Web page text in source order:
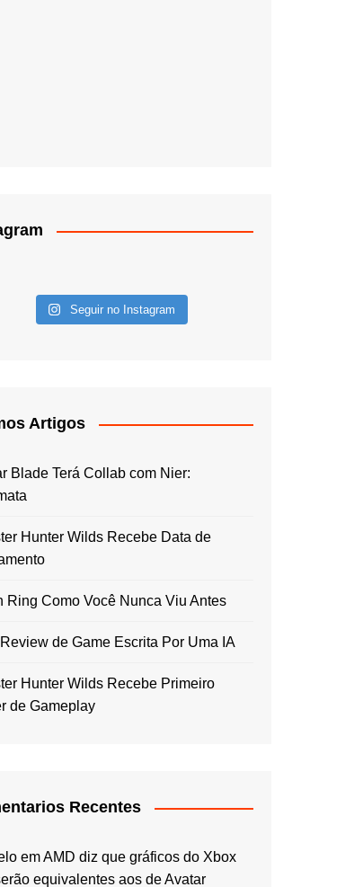
Seguir no Instagram
Artigos
Blade Terá Collab com Nier:
Hunter Wilds Recebe Data de
Ring Como Você Nunca Viu Antes
de Game Escrita Por Uma IA
Hunter Wilds Recebe Primeiro
de Gameplay
Recentes
emAMD diz que gráficos do Xbox
equivalentes aos de Avatar